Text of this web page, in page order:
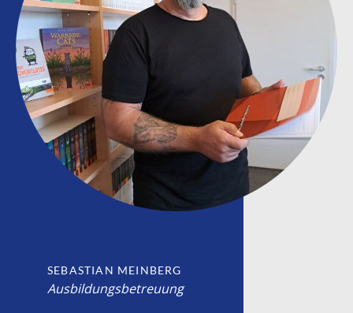
SEBASTIAN MEINBERG
Ausbildungsbetreuung